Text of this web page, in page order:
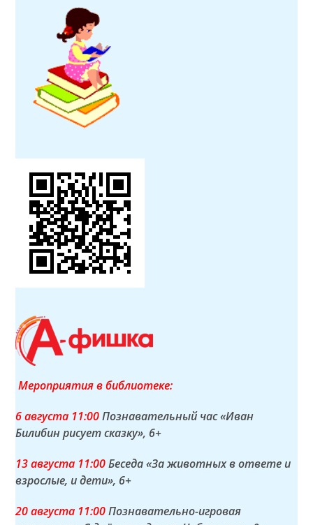
Мероприятия в библиотеке:
6 августа 11:00Познавательный час «Иван
Билибин рисует сказку», 6+
13 августа 11:00Беседа «За животных в ответе и
взрослые, и дети», 6+
20 августа 11:00Познавательно-игровая